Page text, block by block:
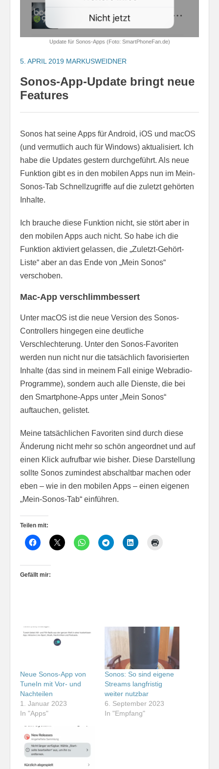
Update für Sonos-Apps (Foto: SmartPhoneFan.de)
5. APRIL 2019 MARKUSWEIDNER
Sonos-App-Update bringt neue
Features
Sonos hat seine Apps für Android, iOS und macOS
(und vermutlich auch für Windows) aktualisiert. Ich
habe die Updates gestern durchgeführt. Als neue
Funktion gibt es in den mobilen Apps nun im Mein-
Sonos-Tab Schnellzugriffe auf die zuletzt gehörten
Inhalte.
Ich brauche diese Funktion nicht, sie stört aber in
den mobilen Apps auch nicht. So habe ich die
Funktion aktiviert gelassen, die „Zuletzt-Gehört-
Liste“ aber an das Ende von „Mein Sonos“
verschoben.
Mac-App verschlimmbessert
Unter macOS ist die neue Version des Sonos-
Controllers hingegen eine deutliche
Verschlechterung. Unter den Sonos-Favoriten
werden nun nicht nur die tatsächlich favorisierten
Inhalte (das sind in meinem Fall einige Webradio-
Programme), sondern auch alle Dienste, die bei
den Smartphone-Apps unter „Mein Sonos“
auftauchen, gelistet.
Meine tatsächlichen Favoriten sind durch diese
Änderung nicht mehr so schön angeordnet und auf
einen Klick aufrufbar wie bisher. Diese Darstellung
sollte Sonos zumindest abschaltbar machen oder
eben – wie in den mobilen Apps – einen eigenen
„Mein-Sonos-Tab“ einführen.
Teilen mit:
Gefällt mir:
Neue Sonos-App von
TuneIn mit Vor- und
Nachteilen
1. Januar 2023
In "Apps"
Sonos: So sind eigene
Streams langfristig
weiter nutzbar
6. September 2023
In "Empfang"